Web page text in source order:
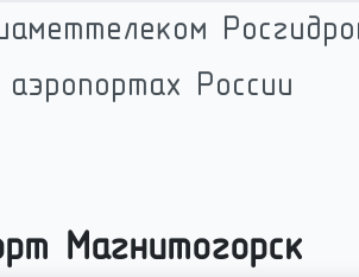
России
Магнитогорск